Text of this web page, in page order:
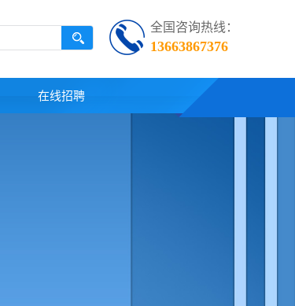
全国咨询热线：
13663867376
在线招聘